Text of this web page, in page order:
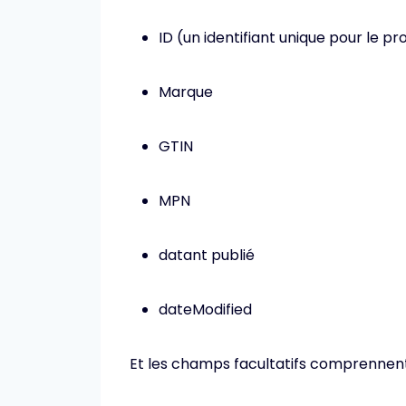
ID (un identifiant unique pour le
Marque
GTIN
MPN
datant publié
dateModified
Et les champs facultatifs